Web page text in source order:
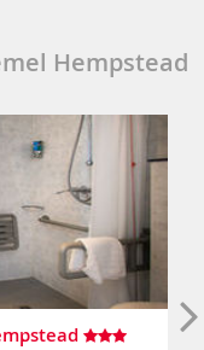
Hempstead